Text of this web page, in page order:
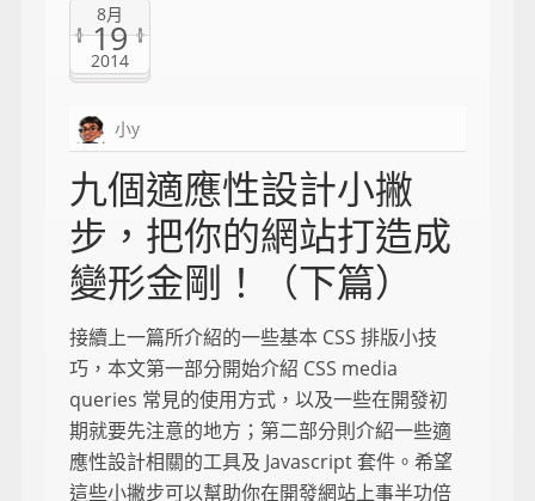
8月
19
2014
小y
九個適應性設計小撇
步，把你的網站打造成
變形金剛！（下篇）
接續上一篇所介紹的一些基本 CSS 排版小技
巧，本文第一部分開始介紹 CSS media
queries 常見的使用方式，以及一些在開發初
期就要先注意的地方；第二部分則介紹一些適
應性設計相關的工具及 Javascript 套件。希望
這些小撇步可以幫助你在開發網站上事半功倍